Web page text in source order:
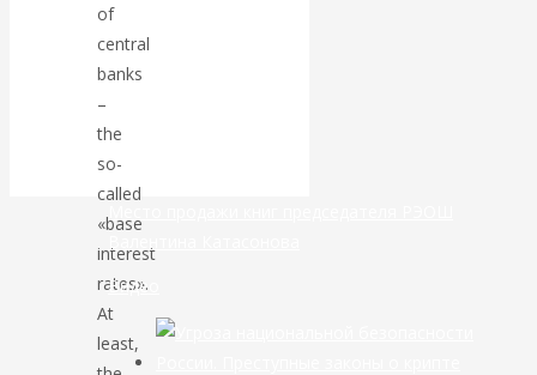
банковской
сфере России
уже начался
of
central
banks
–
the
so-
called
«base
interest
rates».
At
least,
Видео